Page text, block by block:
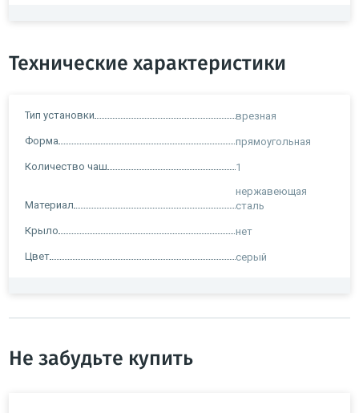
Технические характеристики
Тип установки врезная
Форма прямоугольная
Количество чаш 1
Материал
нержавеющая
сталь
Крыло нет
Цвет серый
Не забудьте купить